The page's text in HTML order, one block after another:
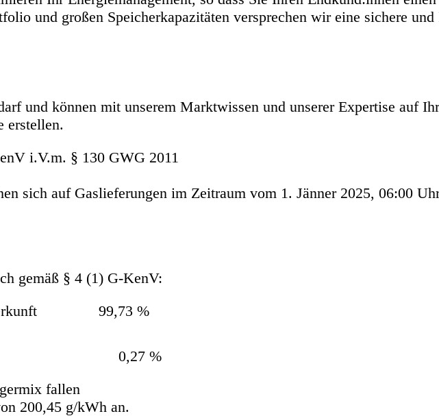
und großen Speicherkapazitäten versprechen wir eine sichere
und können mit unserem Marktwissen und unserer Expertise auf
erstellen.
i.V.m. § 130 GWG 2011
sich auf Gaslieferungen im Zeitraum vom 1. Jänner 2025, 06:00
gemäß § 4 (1) G-KenV:
Herkunft 99,73 %
Gase 0,27 %
fallen
200,45 g/kWh an.